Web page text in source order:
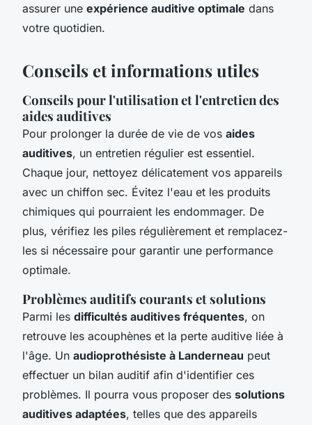
assurer une expérience auditive optimale dans
votre quotidien.
Conseils et informations utiles
Conseils pour l'utilisation et l'entretien des
aides auditives
Pour prolonger la durée de vie de vos aides
auditives, un entretien régulier est essentiel.
Chaque jour, nettoyez délicatement vos appareils
avec un chiffon sec. Évitez l'eau et les produits
chimiques qui pourraient les endommager. De
plus, vérifiez les piles régulièrement et remplacez-
les si nécessaire pour garantir une performance
optimale.
Problèmes auditifs courants et solutions
Parmi les difficultés auditives fréquentes, on
retrouve les acouphènes et la perte auditive liée à
l'âge. Un audioprothésiste à Landerneau peut
effectuer un bilan auditif afin d'identifier ces
problèmes. Il pourra vous proposer des solutions
auditives adaptées, telles que des appareils